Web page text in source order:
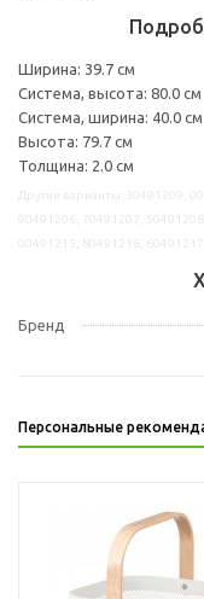
Ширина: 39.7 см
Система, высота: 80.0 см
Система, ширина: 40.0 см
Высота: 79.7 см
Толщина: 2.0 см
Бренд
Персональные